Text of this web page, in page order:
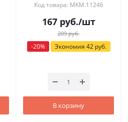
Код товара: MKM.11246
167руб./шт
209руб.
-20% Экономия 42руб.
В корзину